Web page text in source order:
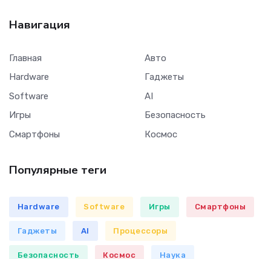
Навигация
Главная
Hardware
Software
Игры
Смартфоны
Авто
Гаджеты
AI
Безопасность
Космос
Популярные теги
Hardware Software Игры Смартфоны
Гаджеты AI Процессоры
Безопасность Космос Наука